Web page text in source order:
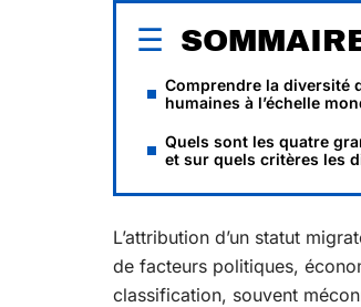
Comprendre la diversité
humaines à l’échelle
Quels sont les quatre
et sur quels critères les
L’attribution d’un statut
de facteurs politiques,
classification, souvent